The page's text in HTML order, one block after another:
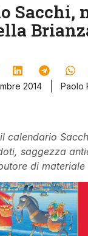
Sacchi,
2014
Paolo
calendario
saggezza
di materiale